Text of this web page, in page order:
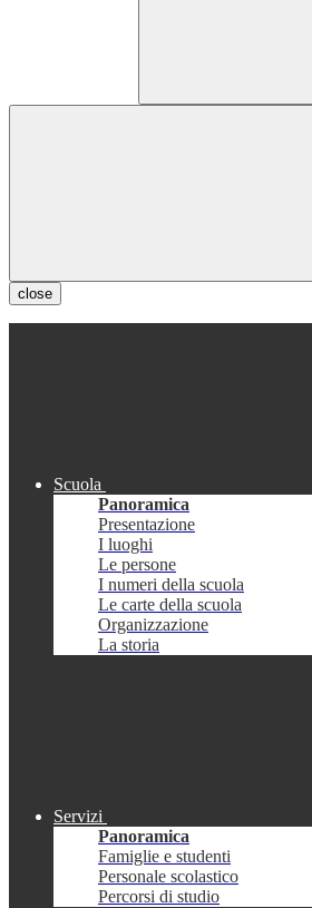
close
Scuola
Panoramica
Presentazione
I luoghi
Le persone
I numeri della scuola
Le carte della scuola
Organizzazione
La storia
Servizi
Panoramica
Famiglie e studenti
Personale scolastico
Percorsi di studio